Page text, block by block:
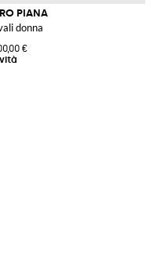
metallico
PIANA
donna
€